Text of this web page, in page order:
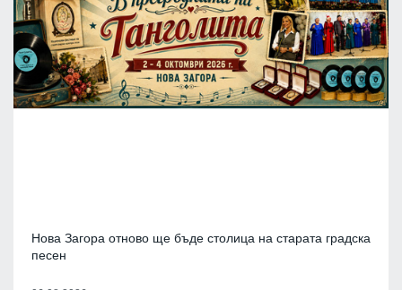
Нова Загора отново ще бъде столица на старата градска
песен